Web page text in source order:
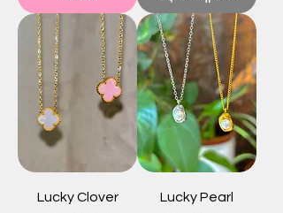
Lucky Clover
Lucky Pearl